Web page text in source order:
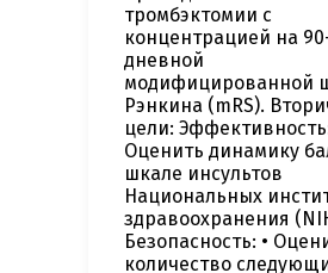
тромбэктомии с
концентрацией на
дневной
модифицированной
Рэнкина (mRS).
цели:
Оценить динамику
шкале инсультов
Национальных
здравоохранения
Безопасность: •
количество